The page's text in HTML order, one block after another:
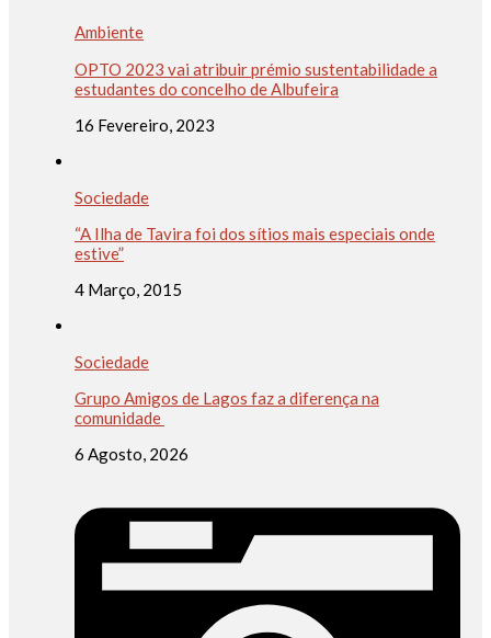
Ambiente
OPTO 2023 vai atribuir prémio sustentabilidade a
estudantes do concelho de Albufeira
16 Fevereiro, 2023
Sociedade
“A Ilha de Tavira foi dos sítios mais especiais onde
estive”
4 Março, 2015
Sociedade
Grupo Amigos de Lagos faz a diferença na
comunidade
6 Agosto, 2026